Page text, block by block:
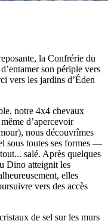
la Confrérie du
son périple vers
vers les jardins d’Éden
notre 4x4 chevaux
d’apercevoir
nous découvrîmes
sous toutes ses formes —
salé. Après quelques
Dino atteignit les
elles
vers des accès
de sel sur les murs